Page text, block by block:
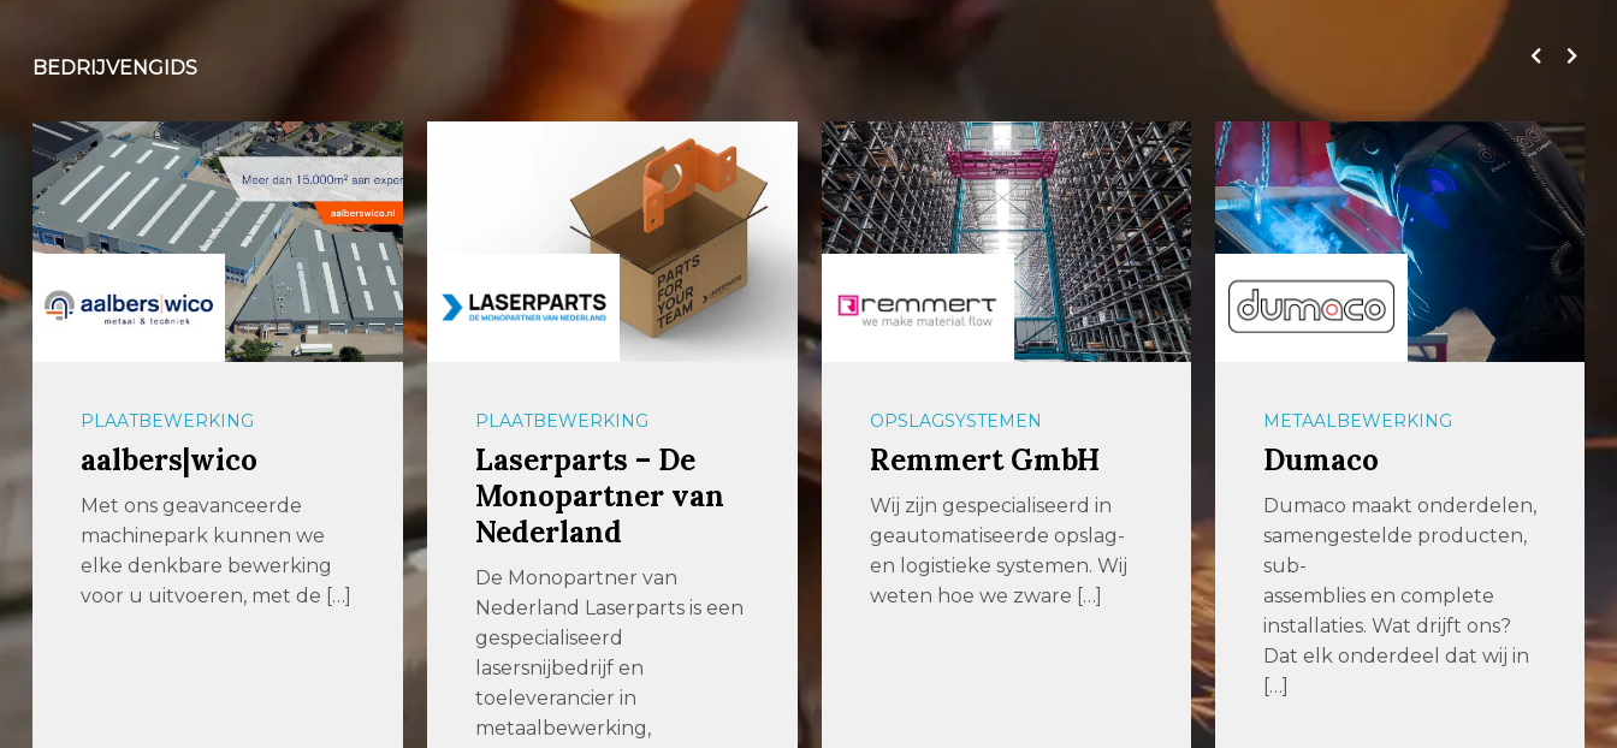
BEDRIJVENGIDS
PLAATBEWERKING
aalbers|wico
Met ons geavanceerde
machinepark kunnen we
elke denkbare bewerking
voor u uitvoeren, met de […]
PLAATBEWERKING
Laserparts – De
Monopartner van
Nederland
De Monopartner van
Nederland Laserparts is een
gespecialiseerd
lasersnijbedrijf en
toeleverancier in
metaalbewerking,
OPSLAGSYSTEMEN
Remmert GmbH
Wij zijn gespecialiseerd in
geautomatiseerde opslag-
en logistieke systemen. Wij
weten hoe we zware […]
METAALBEWERKING
Dumaco
Dumaco maakt onderdelen,
samengestelde producten,
sub-
assemblies en complete
installaties. Wat drijft ons?
Dat elk onderdeel dat wij in
[…]